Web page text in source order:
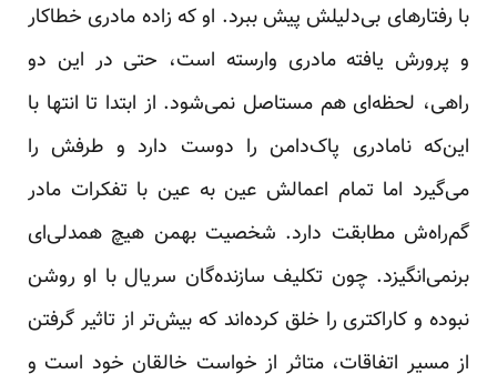
با رفتارهای بی‌دلیلش پیش ببرد. او که زاده مادری خطاکار
و پرورش یافته مادری وارسته است، حتی در این دو
راهی، لحظه‌ای هم مستاصل نمی‌شود. از ابتدا تا انتها با
این‌که نامادری پاک‌دامن را دوست دارد و طرفش را
می‌گیرد اما تمام اعمالش عین به عین با تفکرات مادر
گم‌راه‌ش مطابقت دارد. شخصیت بهمن هیچ همدلی‌ای
برنمی‌انگیزد. چون تکلیف سازنده‌گان سریال با او روشن
نبوده و کاراکتری را خلق کرده‌اند که بیش‌تر از تاثیر گرفتن
از مسیر اتفاقات، متاثر از خواست خالقان خود است و